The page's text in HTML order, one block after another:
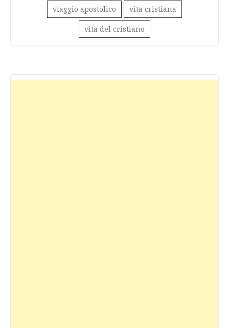
viaggio apostolico vita cristiana
vita del cristiano